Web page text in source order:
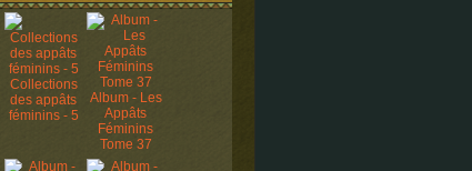
Collections
des appâts
féminins - 5
Album - Les
Appâts
Féminins
Tome 37